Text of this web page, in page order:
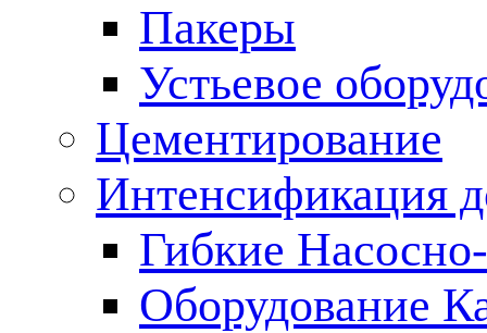
Пакеры
Устьевое
Цементирование
Интенсификация
Гибкие
Оборудование